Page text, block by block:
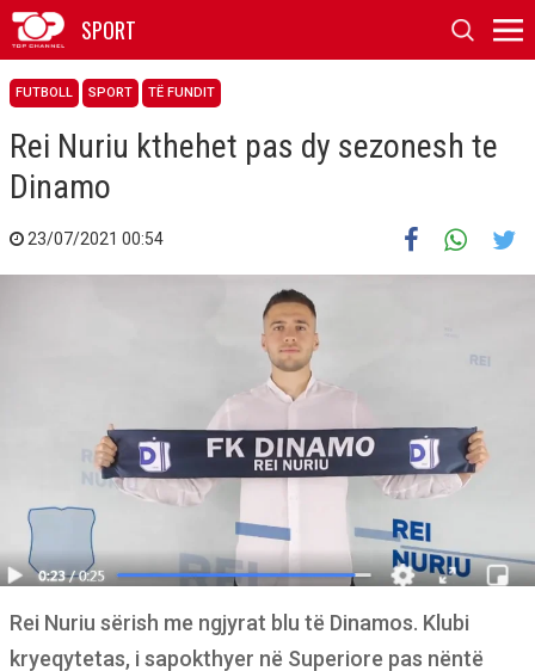
SPORT
FUTBOLL SPORT TË FUNDIT
Rei Nuriu kthehet pas dy sezonesh te
Dinamo
23/07/2021 00:54
Rei Nuriu sërish me ngjyrat blu të Dinamos. Klubi
kryeqytetas, i sapokthyer në Superiore pas nëntë